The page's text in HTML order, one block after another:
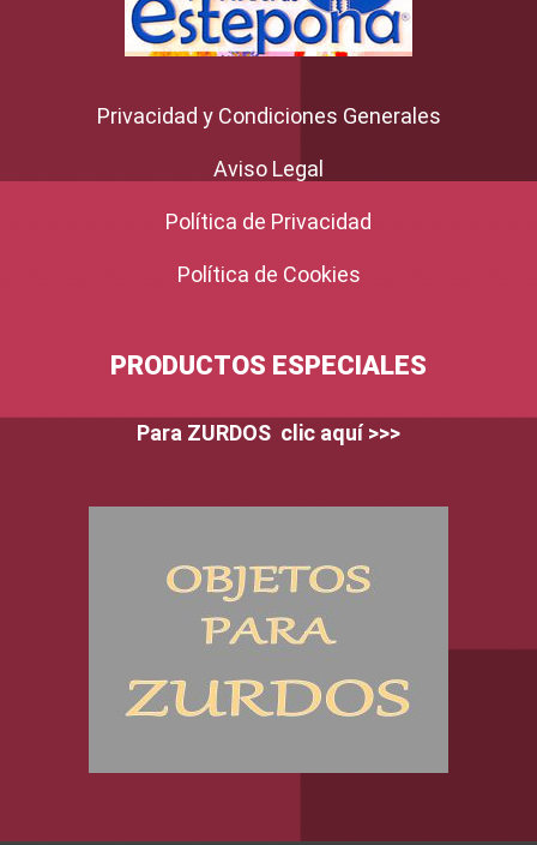
Privacidad y Condiciones Generales
Aviso Legal
Política de Privacidad
Política de Cookies
PRODUCTOS ESPECIALES
Para ZURDOS clic aquí >>>